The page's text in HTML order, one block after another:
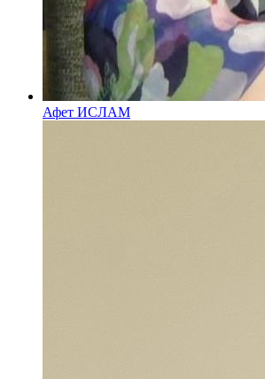
Афет ИСЛАМ